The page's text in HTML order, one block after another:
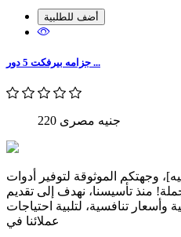
أضف للطلبية
جزامه بيرفكت 5 دور ...
220 جنيه مصرى
وجهتكم الموثوقة لتوفير أدوات
منذ تأسيسنا، نهدف إلى تقديم
وأسعار تنافسية، لتلبية احتياجات
عملائنا في